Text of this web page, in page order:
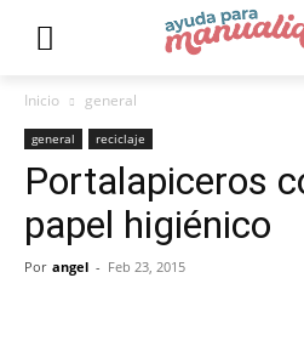
Inicio general
general reciclaje
Portalapiceros
papel higiénico
Por angel - Feb 23, 2015